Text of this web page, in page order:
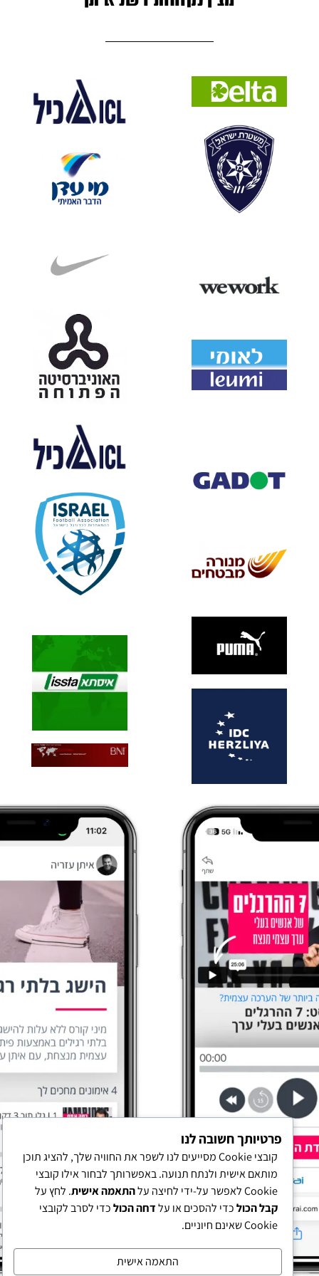
פרטיותך חשובה לנו
קובצי Cookie מסייעים לנו לשפר את החוויה שלך, להציג תוכן
מותאם אישית ולנתח תנועה. באפשרותך לבחור אילו קובצי
Cookie לאפשר על-ידי לחיצה על
התאמה אישית. לחץ על
קבל הכולכדי להסכים או עלדחה הכולכדי לסרב לקובצי
Cookie שאינם חיוניים.
התאמה אישית